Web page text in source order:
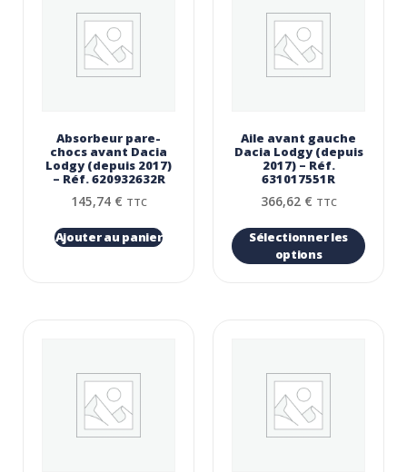
Absorbeur pare-
chocs avant Dacia
Lodgy (depuis 2017)
– Réf. 620932632R
145,74 € TTC
Ajouter au panier
Aile avant gauche
Dacia Lodgy (depuis
2017) – Réf.
631017551R
366,62 € TTC
Sélectionner les
options